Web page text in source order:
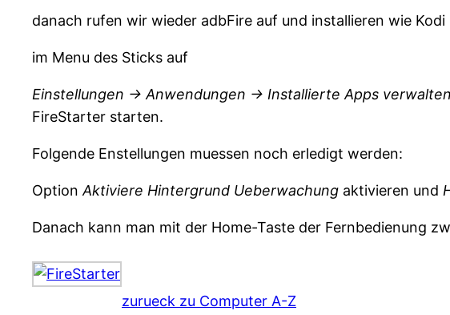
danach rufen wir wieder adbFire auf und installieren wie
im Menu des Sticks auf
Einstellungen -> Anwendungen -> Installierte Apps
FireStarter starten.
Folgende Enstellungen muessen noch erledigt werden:
Option Aktiviere Hintergrund Ueberwachung aktivieren und
Danach kann man mit der Home-Taste der Fernbedienung
zurueck zu Computer A-Z